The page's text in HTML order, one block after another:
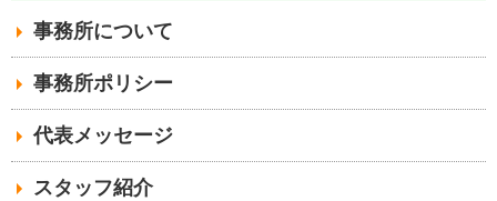
事務所について
事務所ポリシー
代表メッセージ
スタッフ紹介